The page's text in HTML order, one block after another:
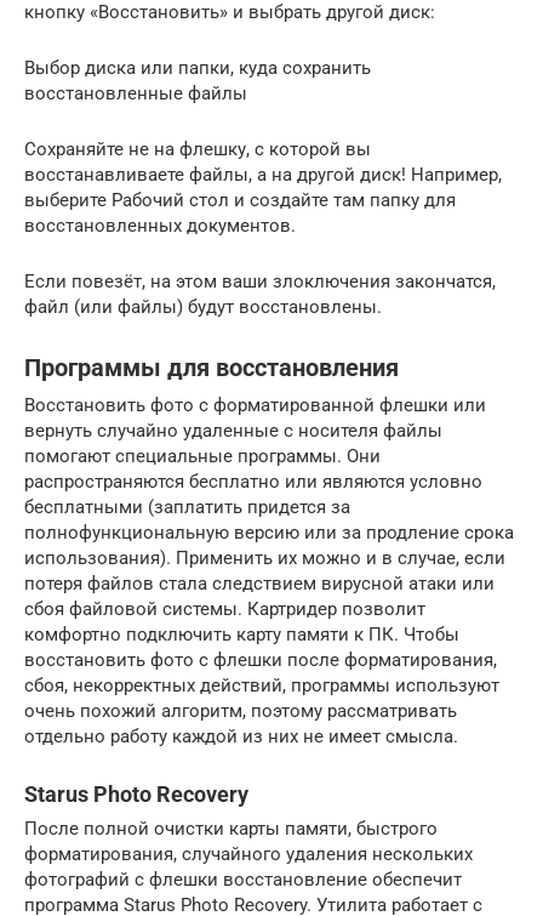
кнопку «Восстановить» и выбрать другой диск:
Выбор диска или папки, куда сохранить
восстановленные файлы
Сохраняйте не на флешку, с которой вы
восстанавливаете файлы, а на другой диск! Например,
выберите Рабочий стол и создайте там папку для
восстановленных документов.
Если повезёт, на этом ваши злоключения закончатся,
файл (или файлы) будут восстановлены.
Программы для восстановления
Восстановить фото с форматированной флешки или
вернуть случайно удаленные с носителя файлы
помогают специальные программы. Они
распространяются бесплатно или являются условно
бесплатными (заплатить придется за
полнофункциональную версию или за продление срока
использования). Применить их можно и в случае, если
потеря файлов стала следствием вирусной атаки или
сбоя файловой системы. Картридер позволит
комфортно подключить карту памяти к ПК. Чтобы
восстановить фото с флешки после форматирования,
сбоя, некорректных действий, программы используют
очень похожий алгоритм, поэтому рассматривать
отдельно работу каждой из них не имеет смысла.
Starus Photo Recovery
После полной очистки карты памяти, быстрого
форматирования, случайного удаления нескольких
фотографий с флешки восстановление обеспечит
программа Starus Photo Recovery. Утилита работает с